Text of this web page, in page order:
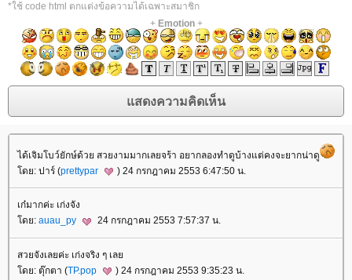
*ใช้ code html ตกแต่งข้อความได้เฉพาะสมาชิก
+ Emotion+
ได้เจิมโบว์ยักษ์ด้วย สวยงามมากเลยจร้า อยากลองทำดูบ้างแต่คงจะยากน่าดู
ดย: ปาร์ (prettypar ) 24 กรกฎาคม 2553 6:47:50 น.
เก๋มากค่ะ เก่งจัง
ดย: auau_py 24 กรกฎาคม 2553 7:57:37 น.
สวยจังเลยค่ะ เก่งจริง ๆ เล
ดย: ตุ๊กตา (TP.pop ) 24 กรกฎาคม 2553 9:35:23 น.